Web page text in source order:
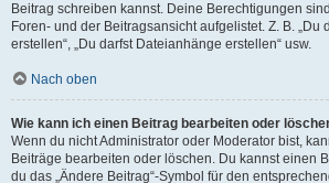
Beitrag schreiben kannst. Deine Berechtigungen
Foren- und der Beitragsansicht aufgelistet. Z. B. „Du
erstellen“, „Du darfst Dateianhänge erstellen“ usw.
Nach oben
Wie kann ich einen Beitrag bearbeiten oder
Wenn du nicht Administrator oder Moderator bist,
Beiträge bearbeiten oder löschen. Du kannst einen
du das „Ändere Beitrag“-Symbol für den